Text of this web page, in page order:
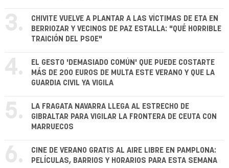
3.
CHIVITE VUELVE A PLANTAR A LAS VÍCTIMAS DE ETA EN
BERRIOZAR Y VECINOS DE PAZ ESTALLA: "QUÉ HORRIBLE
TRAICIÓN DEL PSOE"
4.
EL GESTO 'DEMASIADO COMÚN' QUE PUEDE COSTARTE
MÁS DE 200 EUROS DE MULTA ESTE VERANO Y QUE LA
GUARDIA CIVIL YA VIGILA
5.
LA FRAGATA NAVARRA LLEGA AL ESTRECHO DE
GIBRALTAR PARA VIGILAR LA FRONTERA DE CEUTA CON
MARRUECOS
6.
CINE DE VERANO GRATIS AL AIRE LIBRE EN PAMPLONA:
PELÍCULAS, BARRIOS Y HORARIOS PARA ESTA SEMANA